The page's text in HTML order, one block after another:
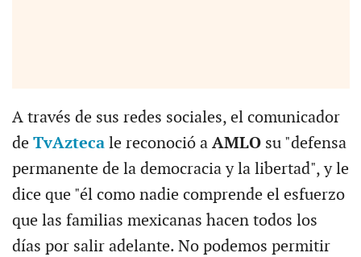
A través de sus redes sociales, el comunicador
de TvAztecale reconoció a AMLO su "defensa
permanente de la democracia y la libertad", y le
dice que "él como nadie comprende el esfuerzo
que las familias mexicanas hacen todos los
días por salir adelante. No podemos permitir